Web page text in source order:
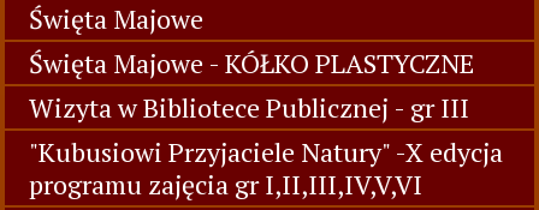
Święta Majowe
Święta Majowe - KÓŁKO PLASTYCZNE
Wizyta w Bibliotece Publicznej - gr III
"Kubusiowi Przyjaciele Natury" -X edycja
programu zajęcia gr I,II,III,IV,V,VI